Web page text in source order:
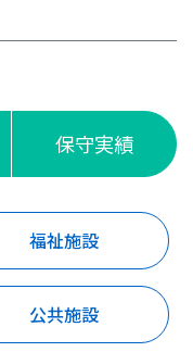
保守実績
福祉施設
公共施設